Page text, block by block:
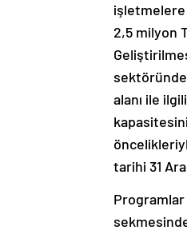
işletmelere
2,5 milyon
alanı ile
tarihi 31
Programlar